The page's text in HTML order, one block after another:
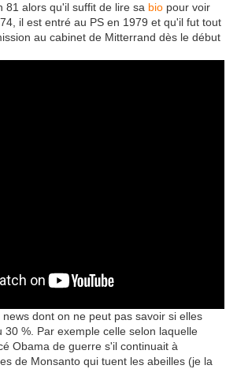
81 alors qu'il suffit de lire sa bio pour voir
il est entré au PS en 1979 et qu'il fut tout
au cabinet de Mitterrand dès le début
dont on ne peut pas savoir si elles
30 %. Par exemple celle selon laquelle
Obama de guerre s'il continuait à
de Monsanto qui tuent les abeilles (je la